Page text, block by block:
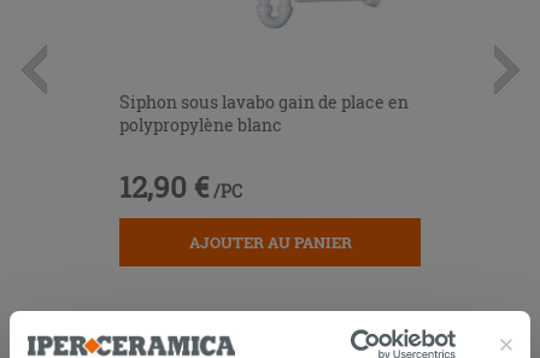
Siphon sous lavabo gain de place en
polypropylène blanc
12,90 € /PC
AJOUTER AU PANIER